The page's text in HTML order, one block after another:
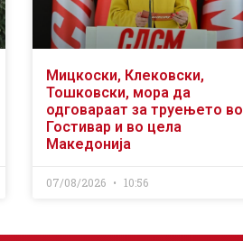
Мицкоски, Клековски,
Тошковски, мора да
одговараат за труењето во
Гостивар и во цела
Македонија
07/08/2026 10:56